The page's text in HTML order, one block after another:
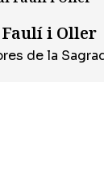
i Oller
de la